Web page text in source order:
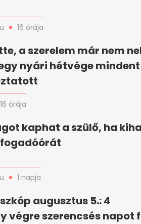
16 órája
a szerelem már nem
nyári hétvége mindent
16 órája
kaphat a szülő, ha
1 napja
augusztus 5.: 4
végre szerencsés napot